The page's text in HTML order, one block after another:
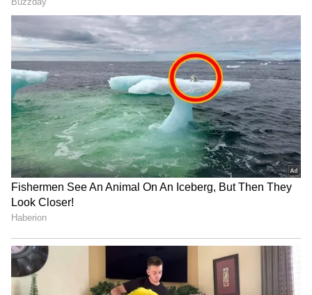
FAQ ಗಳು
1. ಆಪ್ಟಿಕಲ್ ಭ್ರಮೆಗಳು ಯಾವುವು?
ಮಾನವನ ಮೆದುಳಿಗೆ ಮೋಸಗೊಳಿಸುವ ಅಥವಾ
ಇಲ್ಯೂಷನ್‌ಗಳು ಬಣ್ಣ, ಬೆಳಕು ಅಥವಾ ಮಾದರಿಗಳನ್ನು
ಬಳಸುತ್ತವೆ.
ಶೇ.50 ರಿಂದ ಶೇ.18 ಕ್ಕೆ TAX ಇಳಿಕೆ: ಮೋದಿ-
ಟ್ರಂಪ್ ಐತಿಹಾಸಿಕ ಒಪ್ಪಂದ | India US
Trade Deal | Party Rounds